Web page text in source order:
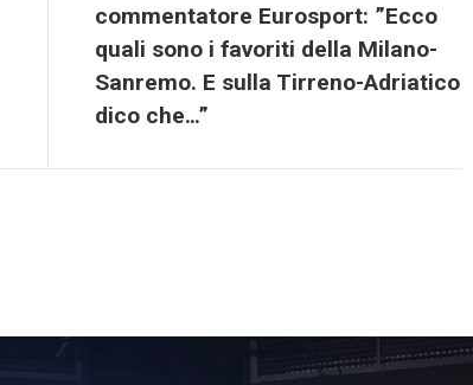
commentatore Eurosport: ”Ecco
quali sono i favoriti della Milano-
Sanremo. E sulla Tirreno-Adriatico
dico che…”